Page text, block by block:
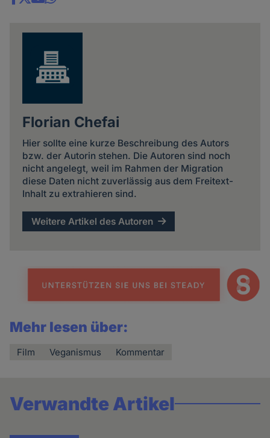
Share
Florian Chefai
Hier sollte eine kurze Beschreibung des Autors
bzw. der Autorin stehen. Die Autoren sind noch
nicht angelegt, weil im Rahmen der Migration
diese Daten nicht zuverlässig aus dem Freitext-
Inhalt zu extrahieren sind.
Weitere Artikel des Autoren
Mehr lesen über:
Film Veganismus Kommentar
Verwandte Artikel